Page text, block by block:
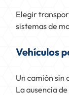
Elegir
sistemas de
Vehículos
Un camión sin
La ausencia